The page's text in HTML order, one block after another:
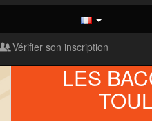
Vérifier son inscription
LES